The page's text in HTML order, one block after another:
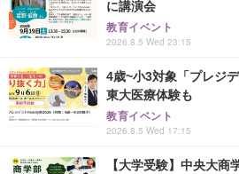
に講演会
教育イベント
2026.8.5 Wed 23:15
4歳~小3対象「プレジ
東大医療体験も
教育イベント
2026.8.5 Wed 17:15
【大学受験】中央大商